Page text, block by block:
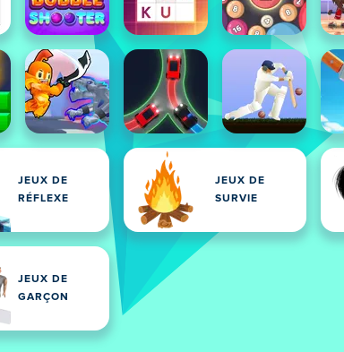
JEUX DE
RÉFLEXE
JEUX DE
SURVIE
JEUX DE
GARÇON